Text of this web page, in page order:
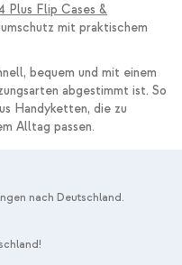
Plus Flip Cases &
mit praktischem
bequem und mit einem
abgestimmt ist. So
Handyketten, die zu
Alltag passen.
nach Deutschland.